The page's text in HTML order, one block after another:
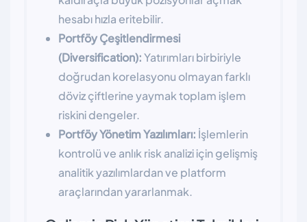
hesabı hızla eritebilir.
Portföy Çeşitlendirmesi
(Diversification):Yatırımları birbiriyle
doğrudan korelasyonu olmayan farklı
döviz çiftlerine yaymak toplam işlem
riskini dengeler.
Portföy Yönetim Yazılımları: İşlemlerin
kontrolü ve anlık risk analizi için gelişmiş
analitik yazılımlardan ve platform
araçlarından yararlanmak.